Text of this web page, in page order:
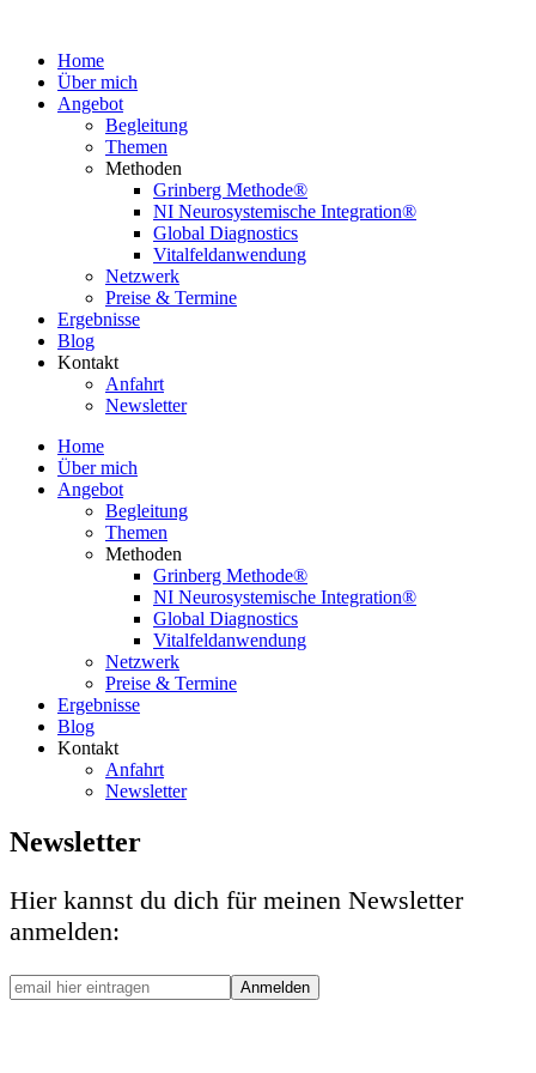
Home
Über mich
Angebot
Begleitung
Themen
Methoden
Grinberg Methode®
NI Neurosystemische Integration®
Global Diagnostics
Vitalfeldanwendung
Netzwerk
Preise & Termine
Ergebnisse
Blog
Kontakt
Anfahrt
Newsletter
Home
Über mich
Angebot
Begleitung
Themen
Methoden
Grinberg Methode®
NI Neurosystemische Integration®
Global Diagnostics
Vitalfeldanwendung
Netzwerk
Preise & Termine
Ergebnisse
Blog
Kontakt
Anfahrt
Newsletter
Newsletter
Hier kannst du dich für meinen Newsletter
anmelden: